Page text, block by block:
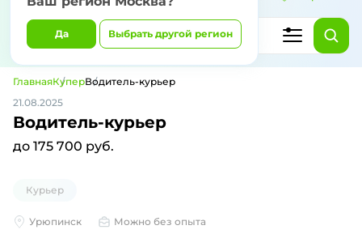
Да Выбрать другой регион
ГлавнаяКуперВодитель-курьер
21.08.2025
Водитель-курьер
до 175 700 руб.
Курьер
Урюпинск
Можно без опыта